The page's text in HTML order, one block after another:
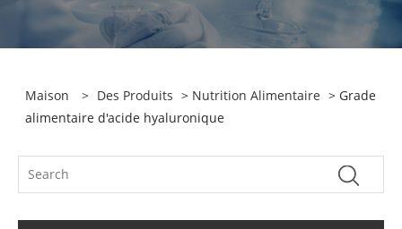
Maison > Des Produits > Nutrition Alimentaire > Grade
alimentaire d'acide hyaluronique